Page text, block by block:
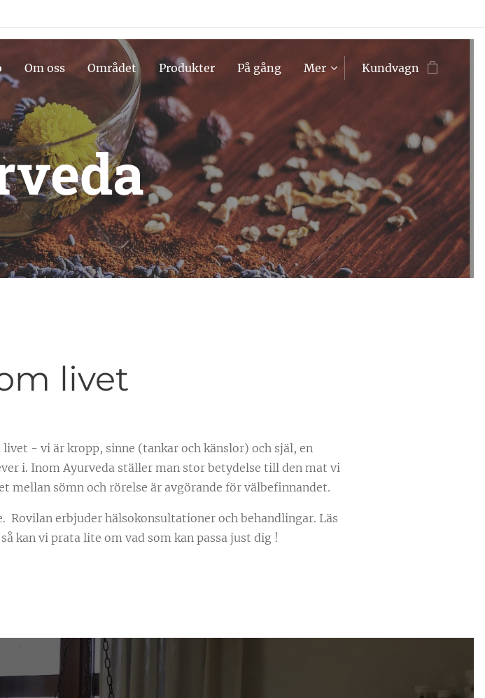
Om oss Området Produkter På gång Mer Kundvagn
livet
- vi är kropp, sinne (tankar och känslor) och själ, en
i. Inom Ayurveda ställer man stor betydelse till den mat vi
mellan sömn och rörelse är avgörande för välbefinnandet.
erbjuder hälsokonsultationer och behandlingar. Läs
kan vi prata lite om vad som kan passa just dig !